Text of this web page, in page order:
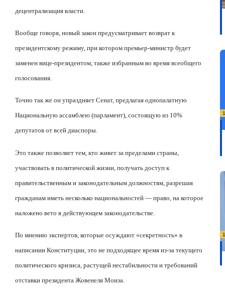
децентрализация власти.
Вообще говоря, новый закон предусматривает возврат к
президентскому режиму, при котором премьер-министр будет
заменен вице-президентом, также избранным во время всеобщего
голосования.
Точно так же он упраздняет Сенат, предлагая однопалатную
Национальную ассамблею (парламент), состоящую из 10%
депутатов от всей диаспоры.
Это также позволяет тем, кто живет за пределами страны,
участвовать в политической жизни, получать доступ к
правительственным и законодательным должностям, разрешая
гражданам иметь несколько национальностей — право, на которое
наложено вето в действующем законодательстве.
По мнению экспертов, которые осуждают «секретность» в
написании Конституции, это не подходящее время из-за текущего
политического кризиса, растущей нестабильности и требований
отставки президента Жовенеля Моиза.